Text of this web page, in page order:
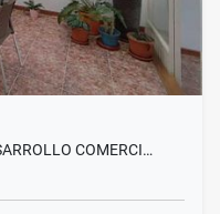
COMERCI…